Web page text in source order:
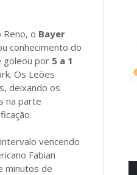
Reno, o Bayer
conhecimento do
goleou por 5 a 1
Os Leões
deixando os
na parte
vencendo
Fabian
minutos de